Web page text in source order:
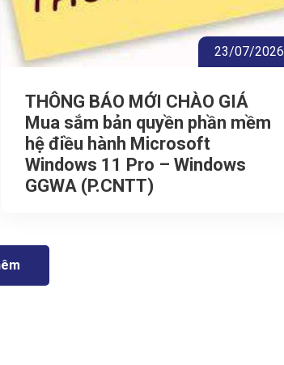
23/07/2026
THÔNG BÁO MỚI CHÀO GIÁ
Mua sắm bản quyền phần mềm
hệ điều hành Microsoft
Windows 11 Pro – Windows
GGWA (P.CNTT)